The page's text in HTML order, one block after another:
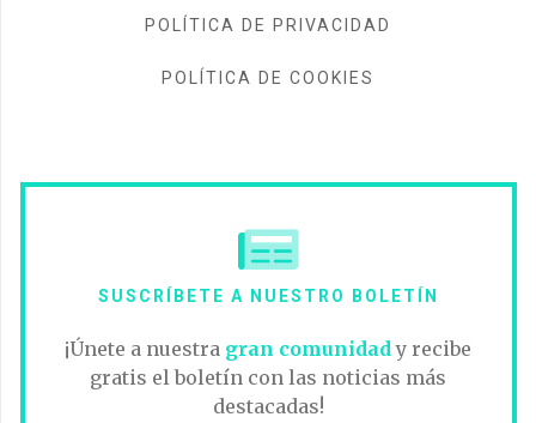
POLÍTICA DE PRIVACIDAD
POLÍTICA DE COOKIES
SUSCRÍBETE A NUESTRO BOLETÍN
¡Únete a nuestra gran comunidady recibe
gratis el boletín con las noticias más
destacadas!